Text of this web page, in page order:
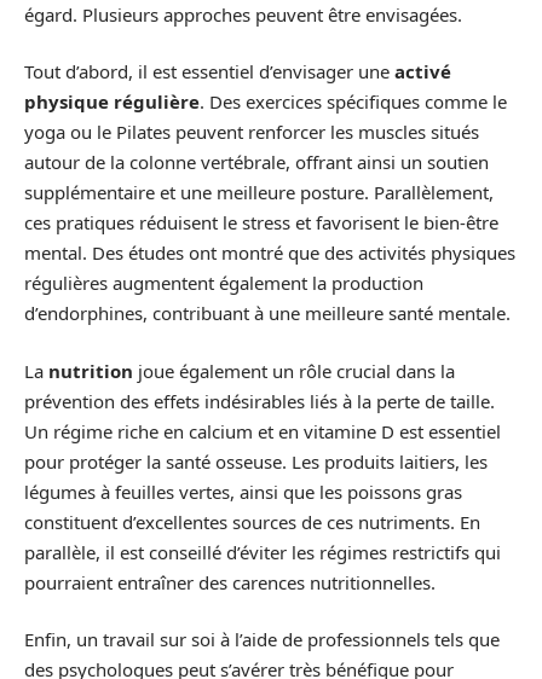
égard. Plusieurs approches peuvent être envisagées.
Tout d’abord, il est essentiel d’envisager une activé
physique régulière. Des exercices spécifiques comme le
yoga ou le Pilates peuvent renforcer les muscles situés
autour de la colonne vertébrale, offrant ainsi un soutien
supplémentaire et une meilleure posture. Parallèlement,
ces pratiques réduisent le stress et favorisent le bien-être
mental. Des études ont montré que des activités physiques
régulières augmentent également la production
d’endorphines, contribuant à une meilleure santé mentale.
La nutrition joue également un rôle crucial dans la
prévention des effets indésirables liés à la perte de taille.
Un régime riche en calcium et en vitamine D est essentiel
pour protéger la santé osseuse. Les produits laitiers, les
légumes à feuilles vertes, ainsi que les poissons gras
constituent d’excellentes sources de ces nutriments. En
parallèle, il est conseillé d’éviter les régimes restrictifs qui
pourraient entraîner des carences nutritionnelles.
Enfin, un travail sur soi à l’aide de professionnels tels que
des psychologues peut s’avérer très bénéfique pour